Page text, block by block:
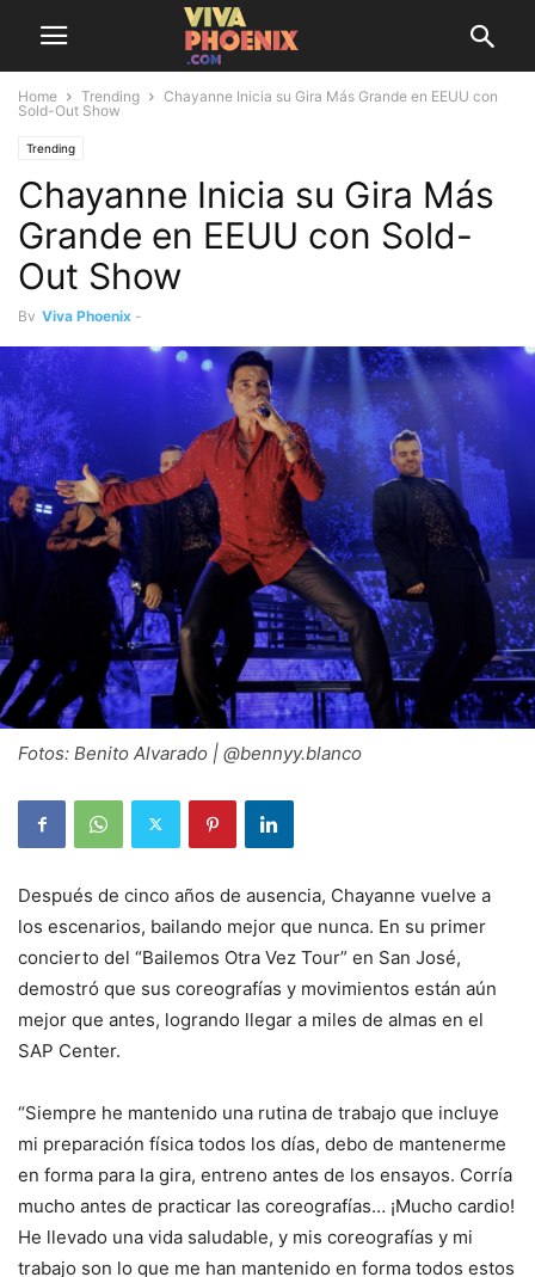
Home Trending
Chayanne Inicia su Gira Más Grande en EEUU con
Sold-Out Show
Trending
Chayanne Inicia su Gira Más
Grande en EEUU con Sold-
Out Show
By Viva Phoenix -
Fotos: Benito Alvarado | @bennyy.blanco
Después de cinco años de ausencia, Chayanne vuelve a
los escenarios, bailando mejor que nunca. En su primer
concierto del “Bailemos Otra Vez Tour” en San José,
demostró que sus coreografías y movimientos están aún
mejor que antes, logrando llegar a miles de almas en el
SAP Center.
“Siempre he mantenido una rutina de trabajo que incluye
mi preparación física todos los días, debo de mantenerme
en forma para la gira, entreno antes de los ensayos. Corría
mucho antes de practicar las coreografías… ¡Mucho cardio!
He llevado una vida saludable, y mis coreografías y mi
trabajo son lo que me han mantenido en forma todos estos